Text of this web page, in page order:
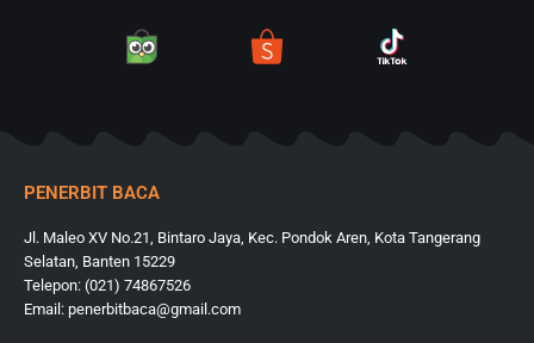
PENERBIT BACA
Jl. Maleo XV No.21, Bintaro Jaya, Kec. Pondok Aren, Kota Tangerang
Selatan, Banten 15229
Telepon: (021) 74867526
Email: penerbitbaca@gmail.com